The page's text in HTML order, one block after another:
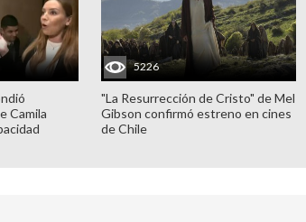
Camila
5226
"La Resurrección de Cristo" de Mel
Gibson confirmó estreno en cines
de Chile